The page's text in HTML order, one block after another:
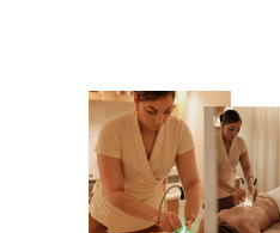
août 25, 2025